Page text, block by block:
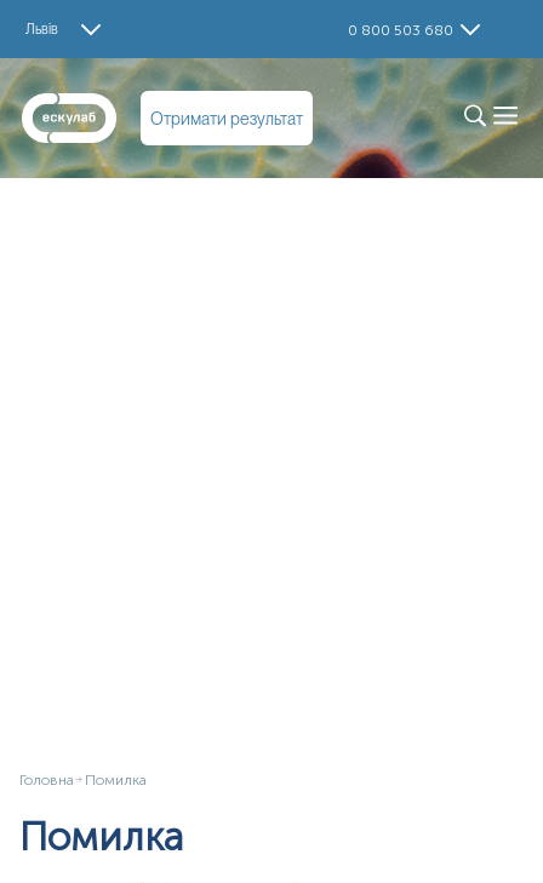
Львів 0 800 503 680
Отримати результат
Головна Помилка
Помилка